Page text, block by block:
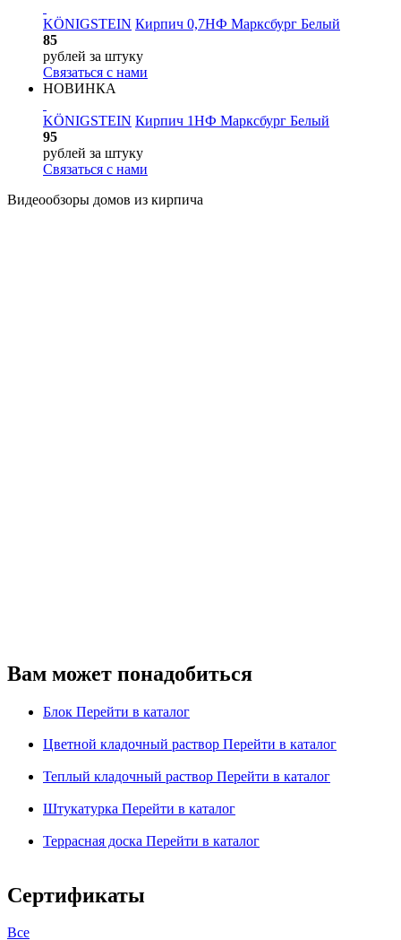
KÖNIGSTEIN Кирпич 0,7НФ Марксбург Белый
85
рублей за штуку
Связаться с нами
НОВИНКА
KÖNIGSTEIN Кирпич 1НФ Марксбург Белый
95
рублей за штуку
Связаться с нами
Видеообзоры домов из кирпича
Вам может понадобиться
Блок Перейти в каталог
Цветной кладочный раствор Перейти в каталог
Теплый кладочный раствор Перейти в каталог
Штукатурка Перейти в каталог
Террасная доска Перейти в каталог
Сертификаты
Все